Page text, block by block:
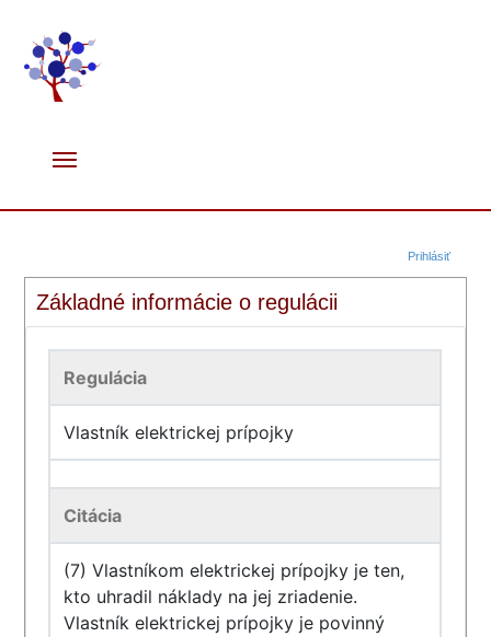
Prihlásiť
Základné informácie o regulácii
Regulácia
Vlastník elektrickej prípojky
Citácia
(7) Vlastníkom elektrickej prípojky je ten,
kto uhradil náklady na jej zriadenie.
Vlastník elektrickej prípojky je povinný